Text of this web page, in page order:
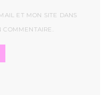
ET MON SITE DANS